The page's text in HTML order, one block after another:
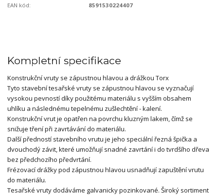
EAN kód:
8591530224407
Kompletní specifikace
Konstrukční vruty se zápustnou hlavou a drážkou Torx
Tyto stavební tesařské vruty se zápustnou hlavou se vyznačují
vysokou pevností díky použitému materiálu s vyšším obsahem
uhlíku a následnému tepelnému zušlechtění - kalení.
Konstrukční vrut je opatřen na povrchu kluzným lakem, čímž se
snižuje tření při zavrtávání do materiálu.
Další předností stavebního vrutu je jeho speciální řezná špička a
dvouchodý závit, které umožňují snadné zavrtání i do tvrdšího dřeva
bez předchozího předvrtání.
Frézovací drážky pod zápustnou hlavou usnadňují zapuštění vrutu
do materiálu.
Tesařské vruty dodáváme galvanicky pozinkované. Široký sortiment